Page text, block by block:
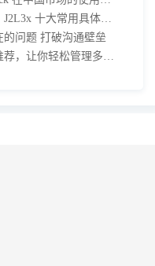
问题 打破沟通壁垒